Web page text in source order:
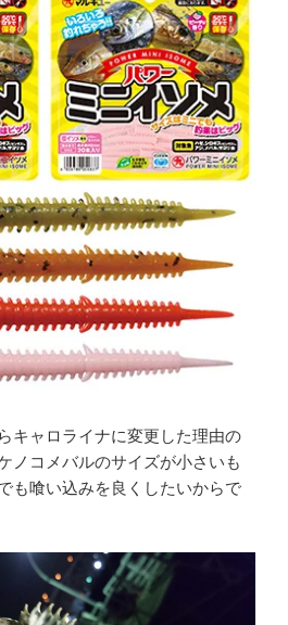
キャロライナに変更した理由の
ノコメバルのサイズが小さいも
も喰い込みを良くしたいからで